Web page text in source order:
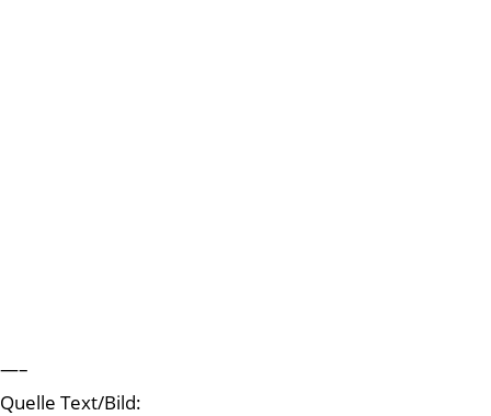
—–
Quelle Text/Bild: